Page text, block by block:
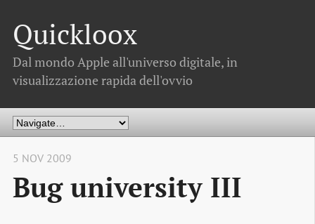
Quickloox
Dal mondo Apple all'universo digitale, in
visualizzazione rapida dell'ovvio
5 NOV 2009
Bug university III